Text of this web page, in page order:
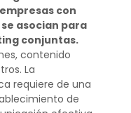
con
asocian para
conjuntas.
contenido
La
requiere de una
de